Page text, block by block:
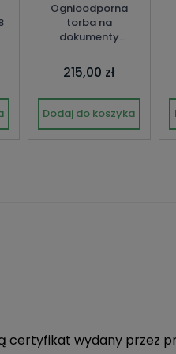
Ognioodporna
torba na
dokumenty
215,00 zł
Dodaj do koszyka
certyfikat wydany przez